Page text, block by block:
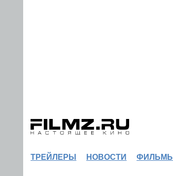
ТРЕЙЛЕРЫ НОВОСТИ ФИЛЬМЫ